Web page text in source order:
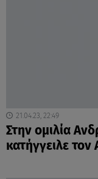
21.04.23, 22:49
Στην ομιλία
κατήγγειλε